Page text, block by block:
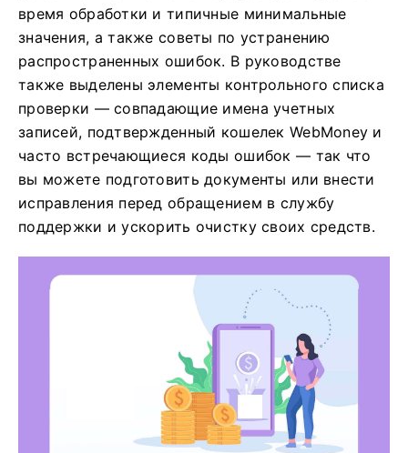
время обработки и типичные минимальные
значения, а также советы по устранению
распространенных ошибок. В руководстве
также выделены элементы контрольного списка
проверки — совпадающие имена учетных
записей, подтвержденный кошелек WebMoney и
часто встречающиеся коды ошибок — так что
вы можете подготовить документы или внести
исправления перед обращением в службу
поддержки и ускорить очистку своих средств.